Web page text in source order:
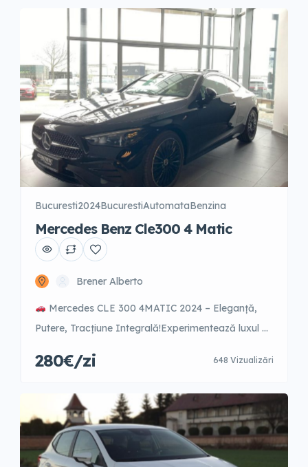
Bucuresti2024BucurestiAutomataBenzina
Mercedes Benz Cle300 4 Matic
Brener Alberto
Mercedes CLE 300 4MATIC 2024 – Eleganță,
Putere, Tracțiune Integrală!Experimentează luxul de
2024. Motor turbo puternic, interior premium, sistem
Ideal pentru evenimente, călătorii business sau
escapade de weekend.
280€/zi 648 Vizualizări